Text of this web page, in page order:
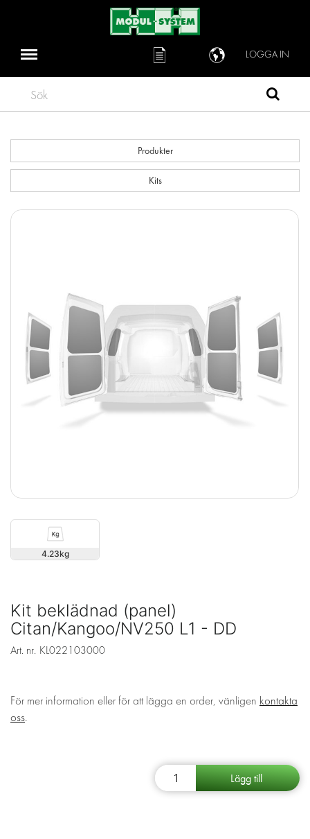
LOGGA IN
Sök
Produkter
Kits
4.23
Kit beklädnad (panel)
Citan/Kangoo/NV250 L1 - DD
Art. nr. KL022103000
För mer information eller för att lägga en order, vänligen kontakta
oss.